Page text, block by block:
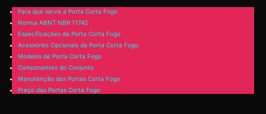
Para que serve a Porta Corta Fogo
Norma ABNT NBR 11742
Especificações da Porta Corta Fogo
Acessórios Opcionais da Porta Corta Fogo
Modelos de Porta Corta Fogo
Componentes do Conjunto
Manutenção das Portas Corta Fogo
Preço das Portas Corta Fogo